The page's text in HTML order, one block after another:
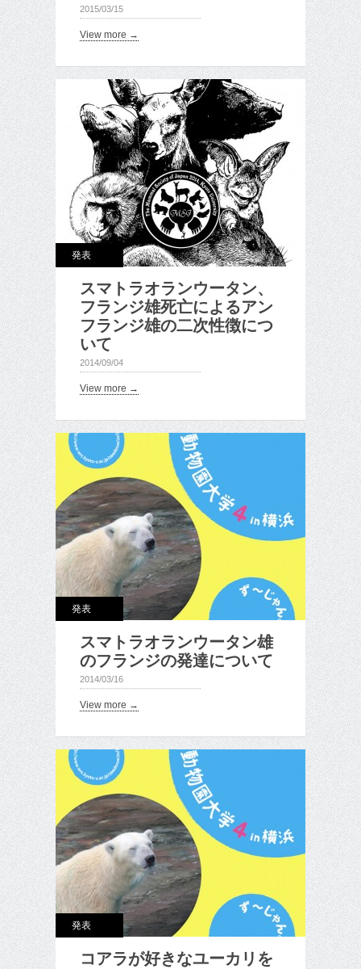
2015/03/15
View more →
発表
スマトラオランウータン、
フランジ雄死亡によるアン
フランジ雄の二次性徴につ
いて
2014/09/04
View more →
発表
スマトラオランウータン雄
のフランジの発達について
2014/03/16
View more →
発表
コアラが好きなユーカリを